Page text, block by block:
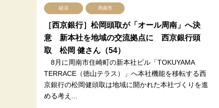
経済 周南市
［西京銀行］松岡頭取が「オール周南」へ決
意 新本社を地域の交流拠点に 西京銀行頭
取 松岡 健さん（54）
8月に周南市住崎町の新本社ビル「TOKUYAMA
TERRACE（徳山テラス）」へ本社機能を移転する西
京銀行の松岡健頭取は地域に開かれた本社づくりを進
める考え...